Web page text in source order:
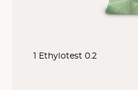
1 Ethylotest 0.2